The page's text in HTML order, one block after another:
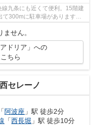
九条にも近くて便利。15階建
て300mに駐車場があります。
せん。
ドリア」への
ちら
セレーノ
「 阿波座 」駅 徒歩2分
「西長堀 」駅 徒歩10分